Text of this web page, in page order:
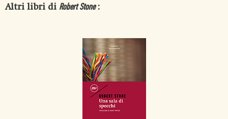
Altri libri di Robert Stone: